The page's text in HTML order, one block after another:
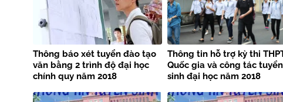
Thông báo xét tuyển đào tạo
văn bằng 2 trình độ đại học
chính quy năm 2018
Thông tin hỗ trợ kỳ thi
Quốc gia và công tác tuyển
sinh đại học năm 2018